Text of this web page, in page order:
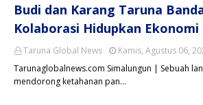
Budi dan Karang Taruna
Kolaborasi Hidupkan
Taruna Global News
Kamis, Agustus 06,
Tarunaglobalnews.com Simalungun | Sebuah
mendorong ketahanan pan…